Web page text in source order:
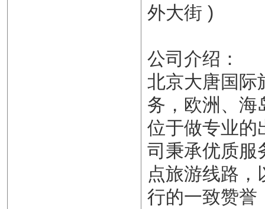
外大街 )
公司介绍：
北京大唐国际
务，欧洲、海
位于做专业的
司秉承优质服
点旅游线路
行的一致赞誉